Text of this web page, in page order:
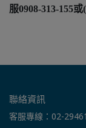
服0908-313-155
聯絡資訊
客服專線：02-